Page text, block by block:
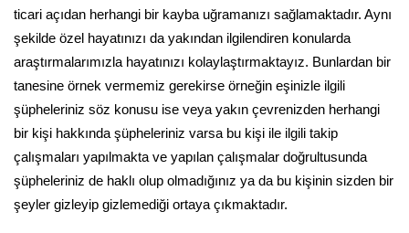
ticari açıdan herhangi bir kayba uğramanızı sağlamaktadır. Aynı
şekilde özel hayatınızı da yakından ilgilendiren konularda
araştırmalarımızla hayatınızı kolaylaştırmaktayız. Bunlardan bir
tanesine örnek vermemiz gerekirse örneğin eşinizle ilgili
şüpheleriniz söz konusu ise veya yakın çevrenizden herhangi
bir kişi hakkında şüpheleriniz varsa bu kişi ile ilgili takip
çalışmaları yapılmakta ve yapılan çalışmalar doğrultusunda
şüpheleriniz de haklı olup olmadığınız ya da bu kişinin sizden bir
şeyler gizleyip gizlemediği ortaya çıkmaktadır.